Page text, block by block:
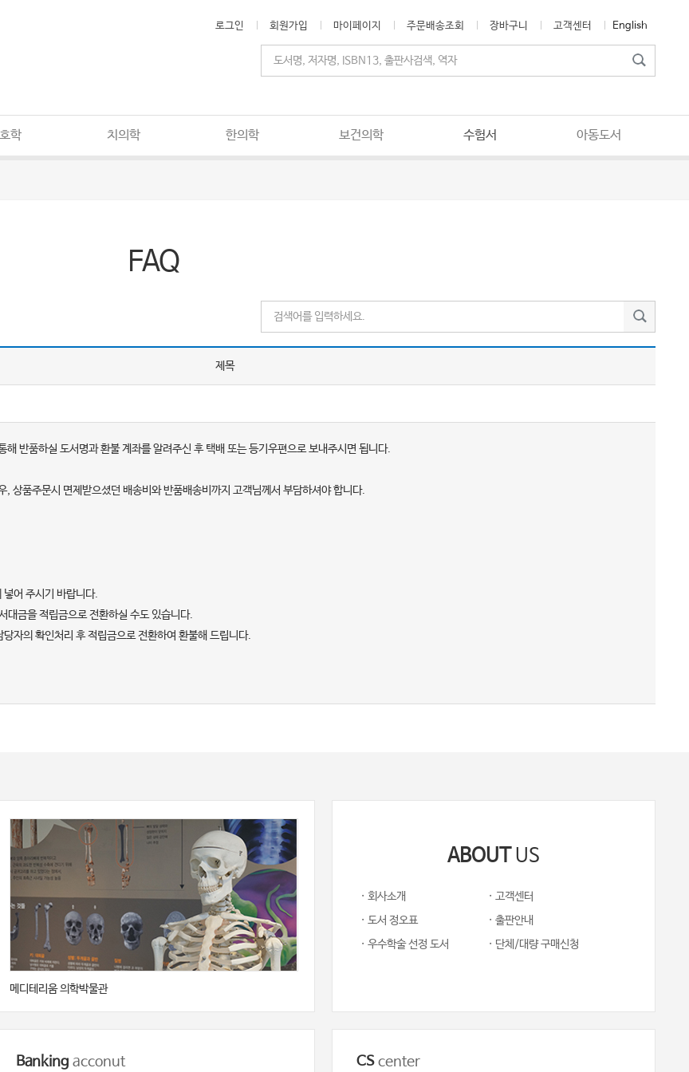
로그인 회원가입 마이페이지 주문배송조회 장바구니 고객센터 English
학 치의학 한의학 보건의학 수험서 아동도서
FAQ
제목
품하실 도서명과 환불 계좌를 알려주신 후 택배 또는 등기우편으로 보내주시면 됩니다.
품주문시 면제받으셨던 배송비와 반품배송비까지 고객님께서 부담하셔야 합니다.
어 주시기 바랍니다.
대금을 적립금으로 전환하실 수도 있습니다.
자의 확인처리 후 적립금으로 전환하여 환불해 드립니다.
메디테리움 의학박물관
ABOUT US
· 회사소개
· 고객센터
· 도서 정오표
· 출판안내
· 우수학술 선정 도서
· 단체/대량 구매신청
Banking acconut CS center